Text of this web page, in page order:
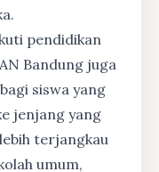
pendidikan
Bandung juga
siswa yang
jenjang yang
terjangkau
umum,